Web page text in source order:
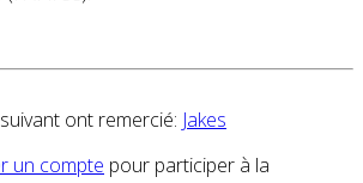
ont remercié: Jakes
un compte pour participer à la